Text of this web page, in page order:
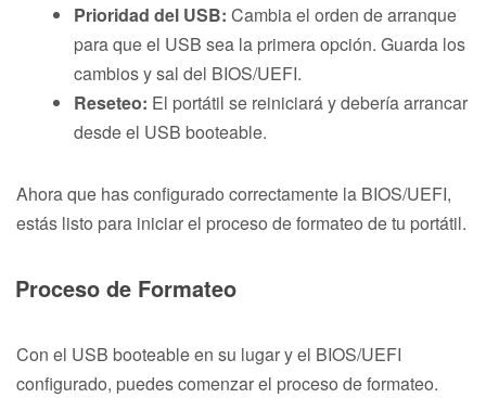
Prioridad del USB: Cambia el orden de arranque
para que el USB sea la primera opción. Guarda los
cambios y sal del BIOS/UEFI.
Reseteo: El portátil se reiniciará y debería arrancar
desde el USB booteable.
Ahora que has configurado correctamente la BIOS/UEFI,
estás listo para iniciar el proceso de formateo de tu portátil.
Proceso de Formateo
Con el USB booteable en su lugar y el BIOS/UEFI
configurado, puedes comenzar el proceso de formateo.